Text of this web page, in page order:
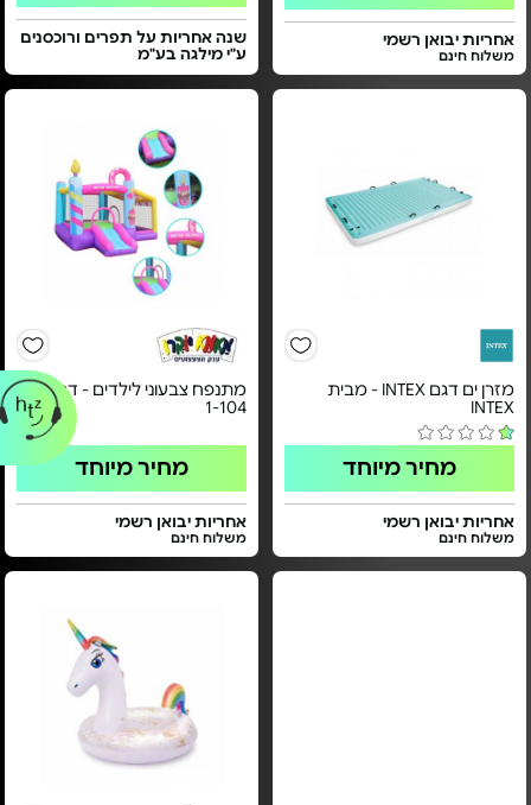
אחריות יבואן רשמי
משלוח חינם
שנה אחריות על תפרים ורוכסנים
ע"י מילגה בע"מ
מזרן ים דגם INTEX - מבית
INTEX
מחיר מיוחד
אחריות יבואן רשמי
משלוח חינם
מתנפח צבעוני לילדים - דגם FL-
1-104
מחיר מיוחד
אחריות יבואן רשמי
משלוח חינם